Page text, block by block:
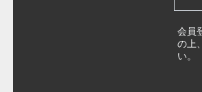
会員
の上
い。